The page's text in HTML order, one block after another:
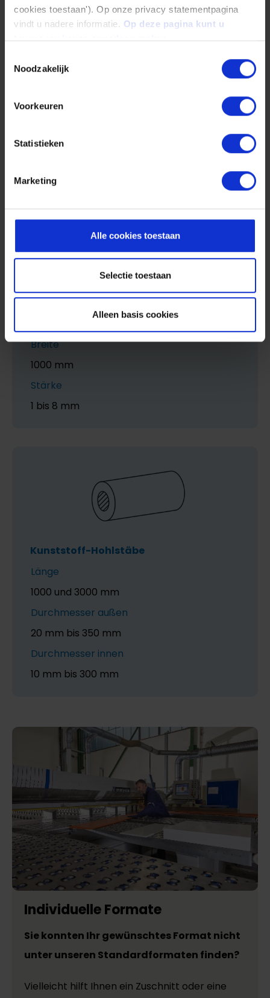
cookies toestaan'). Op onze privacy statementpagina
vindt u nadere informatie. Op deze pagina kunt u
tevens uw keuze ongedaan maken.
Noodzakelijk
Voorkeuren
Statistieken
Marketing
Alle cookies toestaan
Selectie toestaan
Alleen basis cookies
Kunststoff-Rundstäbe
Durchmesser
Kunststoff-Tafeln
Länge
Breite
1000 mm
Stärke
1 bis 8 mm
Kunststoff-Hohlstäbe
Länge
1000 und 3000 mm
Durchmesser außen
20 mm bis 350 mm
Durchmesser innen
10 mm bis 300 mm
Individuelle Formate
Sie konnten Ihr gewünschtes Format nicht
unter unseren Standardformaten finden?
Vielleicht hilft Ihnen ein Zuschnitt oder eine